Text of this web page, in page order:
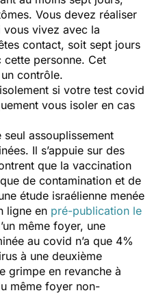
Vous devez réaliser
vous vivez avec la
contact, soit sept jours
personne. Cet
contrôle.
si votre test covid
vous isoler en cas
assouplissement
Il s’appuie sur des
que la vaccination
de contamination et de
étude israélienne menée
ligne en pré-publication le
même foyer, une
au covid n’a que 4%
à une deuxième
grimpe en revanche à
même foyer non-